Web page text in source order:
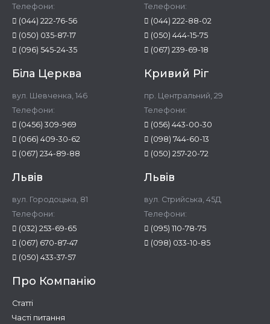
Телефони:
(044) 222-76-56
(050) 035-87-17
(096) 545-24-35
Телефони:
(044) 222-88-02
(050) 444-15-75
(067) 239-69-18
Біла Церква
вул. Шевченка, 146
Телефони:
(0456) 309-969
(066) 409-30-62
(067) 234-89-88
Кривий Ріг
пр. Центральний, 29
Телефони:
(056) 443-00-30
(098) 744-60-13
(050) 257-20-72
Львів
вул. Городоцька, 81
Телефони:
(032) 253-69-65
(067) 670-87-47
(050) 433-37-57
Львів
вул. Стрийська, 45Д
Телефони:
(095) 110-78-75
(098) 033-10-85
Про Компанію
Статті
Часті питання